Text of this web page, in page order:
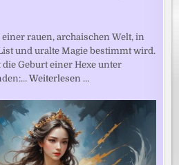
rauen, archaischen Welt, in
und uralte Magie bestimmt wird.
Geburt einer Hexe unter
Weiterlesen …